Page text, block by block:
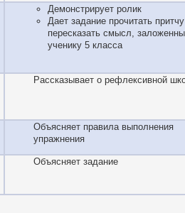
Демонстрирует ролик
Дает задание прочитать
пересказать смысл,
ученику 5 класса
Рассказывает о рефлексивной
Объясняет правила выполнения
упражнения
Объясняет задание